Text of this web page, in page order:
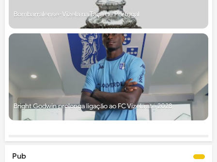
Bombarralense-Vizela na Taça de Portugal
Bright Godwin prolonga ligação ao FC Vizela até 2028
Pub